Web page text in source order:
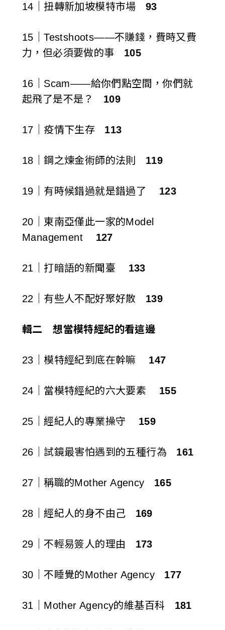
14｜扭轉新加坡模特市場 93
15｜Testshoots——不賺錢，費時又費
力，但必須要做的事 105
16｜Scam——給你們點空間，你們就
起飛了是不是？ 109
17｜疫情下生存 113
18｜鋼之煉金術師的法則 119
19｜有時候錯過就是錯過了 123
20｜東南亞僅此一家的Model
Management 127
21｜打暗語的新聞臺 133
22｜有些人不配好聚好散 139
輯二 想當模特經紀的看這邊
23｜模特經紀到底在幹嘛 147
24｜當模特經紀的六大要素 155
25｜經紀人的專業操守 159
26｜試鏡最害怕遇到的五種行為 161
27｜稱職的Mother Agency 165
28｜經紀人的身不由己 169
29｜不輕易簽人的理由 173
30｜不睡覺的Mother Agency 177
31｜Mother Agency的維基百科 181